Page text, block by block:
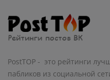
PostTOP - это рейтинги
пабликов из социальной